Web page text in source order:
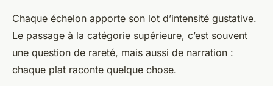
Chaque échelon apporte son lot d’intensité gustative.
Le passage à la catégorie supérieure, c’est souvent
une question de rareté, mais aussi de narration :
chaque plat raconte quelque chose.